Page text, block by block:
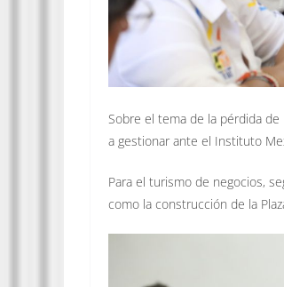
Sobre el tema de la pérdida de
a gestionar ante el Instituto
Para el turismo de negocios,
como la construcción de la